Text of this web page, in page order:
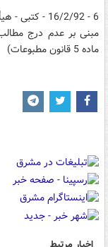
6 - 16/2/92 -
ماده 5 قانون مطبوعات)